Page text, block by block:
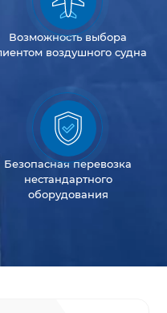
Возможность выбора
воздушного судна
Безопасная перевозка
нестандартного
оборудования